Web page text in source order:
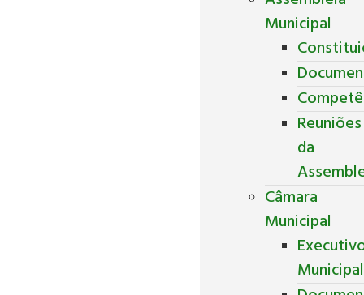
Municipal
Reuniões
da
Câmara
Municipal
Municipal